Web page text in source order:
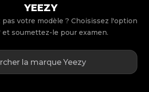
YEEZY
pas votre modèle ? Choisissez l'option
et soumettez-le pour examen.